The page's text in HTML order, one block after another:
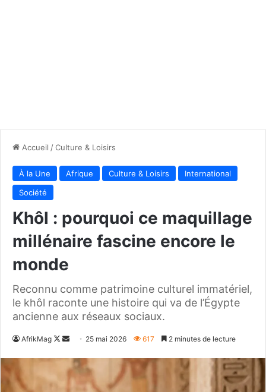
Accueil /Culture & Loisirs
À la Une Afrique Culture & Loisirs
International
Société
Khôl : pourquoi ce maquillage
millénaire fascine encore le
monde
Reconnu comme patrimoine culturel immatériel,
le khôl raconte une histoire qui va de l’Égypte
ancienne aux réseaux sociaux.
AfrikMag
Follow
Envoyer
courriel
25 mai 2026 617 2 minutes de lecture